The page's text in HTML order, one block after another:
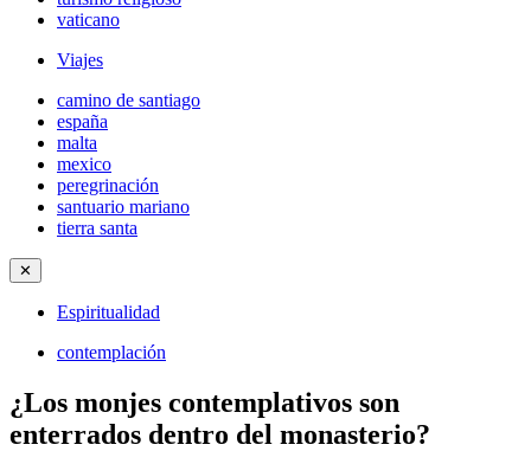
vaticano
Viajes
camino de santiago
españa
malta
mexico
peregrinación
santuario mariano
tierra santa
✕
Espiritualidad
contemplación
¿Los monjes contemplativos son
enterrados dentro del monasterio?